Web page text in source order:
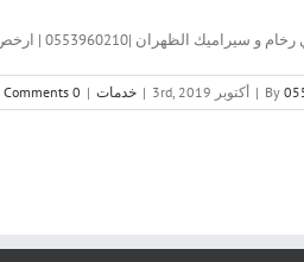
الظهران |0553960210 | ارخص الاسعار [...]
By
| أكتوبر 3rd, 2019 | خدمات |
0 Comments